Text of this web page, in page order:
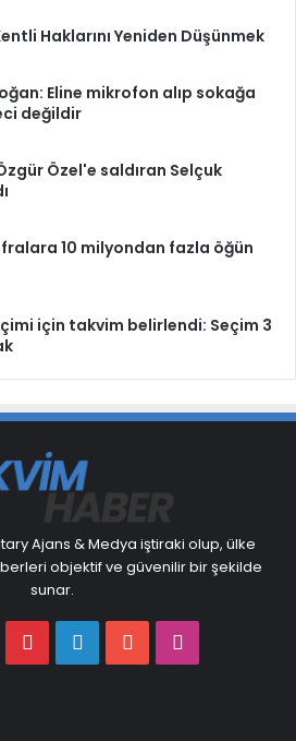
Haklarını Yeniden Düşünmek
Eline mikrofon alıp sokağa
değildir
Özel'e saldıran Selçuk
10 milyondan fazla öğün
için takvim belirlendi: Seçim 3
Ajans & Medya iştiraki olup, ülke
objektif ve güvenilir bir şekilde
sunar.
PinterestLinkedInYouTube